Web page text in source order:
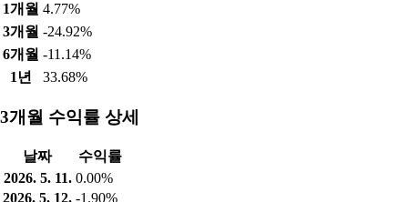
1개월 4.77%
3개월 -24.92%
6개월 -11.14%
1년
33.68%
3개월 수익률 상세
날짜
수익률
2026. 5. 11. 0.00%
2026. 5. 12. -1.90%